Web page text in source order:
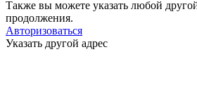
Также вы можете указать любой
продолжения.
Авторизоваться
Указать другой адрес